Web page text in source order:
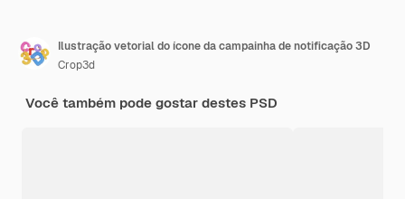
Ilustração vetorial do ícone da campainha de notificação 3D
Crop3d
Você também pode gostar destes PSD